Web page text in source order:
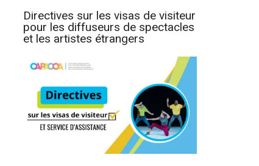
Directives sur les visas de visiteur
pour les diffuseurs de spectacles
et les artistes étrangers